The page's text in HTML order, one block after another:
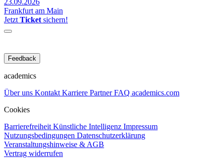
Frankfurt am Main
Jetzt Ticket sichern!
Feedback
academics
Über uns Kontakt Karriere PartnerFAQ academics.com
Cookies
Barrierefreiheit Künstliche Intelligenz Impressum
Nutzungsbedingungen Datenschutzerklärung
Veranstaltungshinweise & AGB
Vertrag widerrufen